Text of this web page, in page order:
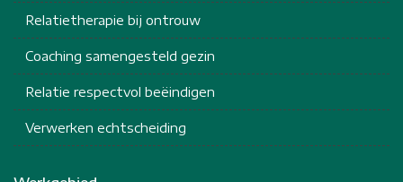
Relatietherapie bij ontrouw
Coaching samengesteld gezin
Relatie respectvol beëindigen
Verwerken echtscheiding